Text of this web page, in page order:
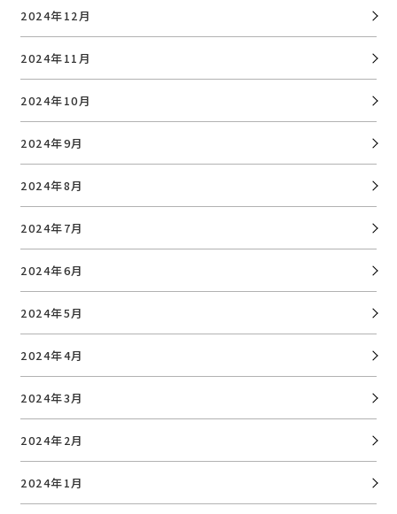
2024年12月
2024年11月
2024年10月
2024年9月
2024年8月
2024年7月
2024年6月
2024年5月
2024年4月
2024年3月
2024年2月
2024年1月